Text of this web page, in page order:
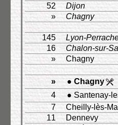
52
Dijon
»
Chagny
145 Lyon-
16
Chalon-sur-
»
Chagny
» ● Chagny
4
● Santenay-
7
Cheilly-lès-
11
Dennevy